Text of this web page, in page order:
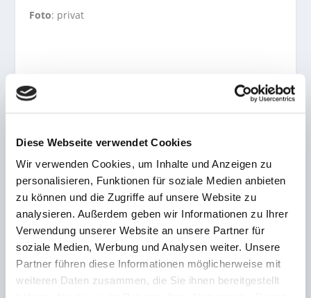
Diese Webseite verwendet Cookies
Wir verwenden Cookies, um Inhalte und Anzeigen zu
personalisieren, Funktionen für soziale Medien anbieten
zu können und die Zugriffe auf unsere Website zu
analysieren. Außerdem geben wir Informationen zu Ihrer
Verwendung unserer Website an unsere Partner für
soziale Medien, Werbung und Analysen weiter. Unsere
Partner führen diese Informationen möglicherweise mit
weiteren Daten zusammen, die Sie ihnen bereitgestellt
Foto: privat
VORHERIGE
Spieler, Trainer, Betreuer!
Die HF Saarbrücken
werkeln weiter am Start
Flutlichtspiel zum
Rückrunden-Auftakt der
SVE gegen Rot-Weiss
Essen